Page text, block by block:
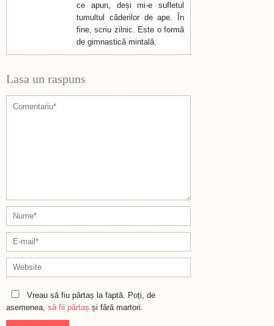
ce apun, deși mi-e sufletul
tumultul căderilor de ape. În
fine, scriu zilnic. Este o formă
de gimnastică mintală.
Lasa un raspuns
Vreau să fiu părtaș la faptă. Poți, de
asemenea, să fii părtaș și fără martori.